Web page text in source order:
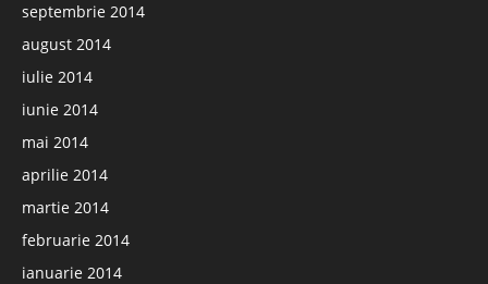
septembrie 2014
august 2014
iulie 2014
iunie 2014
mai 2014
aprilie 2014
martie 2014
februarie 2014
ianuarie 2014